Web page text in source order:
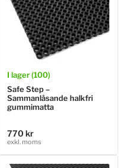
I lager (100)
Safe Step –
Sammanlåsande halkfri
gummimatta
Ordinarie
pris
770 kr
exkl. moms